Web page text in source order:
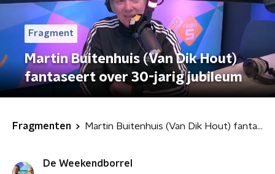
Fragment
Martin Buitenhuis (Van Dik Hout)
fantaseert over 30-jarig jubileum
Fragmenten Martin Buitenhuis (Van Dik Hout) fantaseert over 30-jarig jubileum
De Weekendborrel